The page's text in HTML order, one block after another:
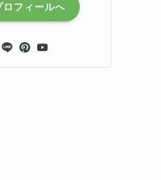
ロフィールへ